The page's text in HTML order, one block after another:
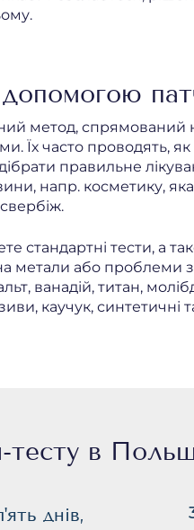
метод, спрямований
Їх часто проводять,
правильне
напр. косметику,
стандартні тести, а
метали або
ванадій, титан,
каучук, синтетичні
в
днів,